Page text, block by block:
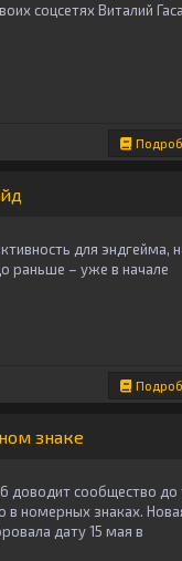
соцсетях Виталий
для эндгейма,
раньше – уже в начале
знаке
доводит сообщество до
в номерных знаках.
дату 15 мая в